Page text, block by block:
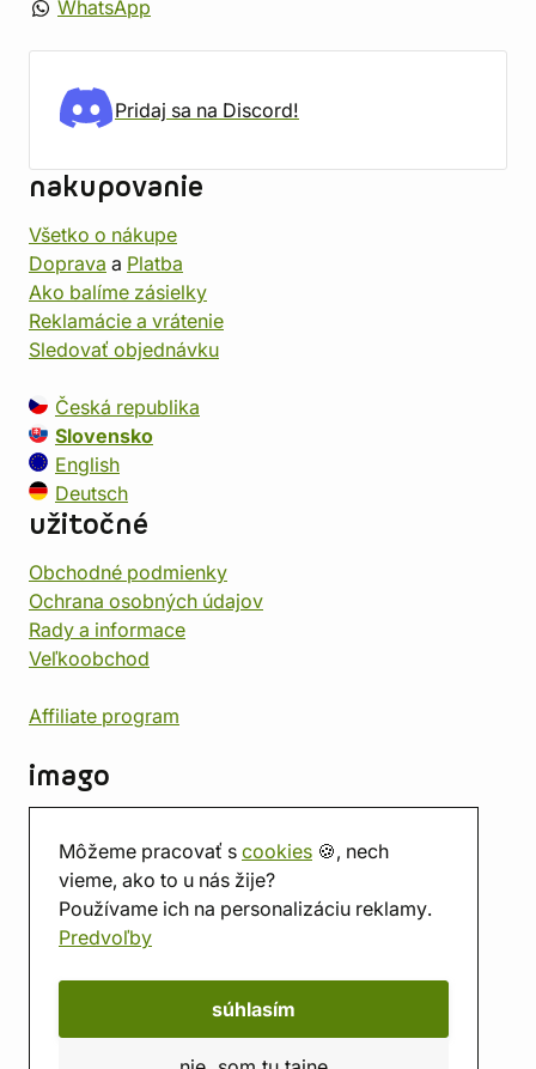
Môžeme pracovať s cookies 🍪, nech
vieme, ako to u nás žije?
Používame ich na personalizáciu reklamy.
Predvoľby
súhlasím
WhatsApp
Pridaj sa na Discord!
nakupovanie
Všetko o nákupe
Doprava a Platba
Ako balíme zásielky
Reklamácie a vrátenie
Sledovať objednávku
Česká republika
Slovensko
English
Deutsch
užitočné
Obchodné podmienky
Ochrana osobných údajov
Rady a informace
Veľkoobchod
Affiliate program
imago
Predajňa
Herňa
O nás
Hodnotenie obchodu